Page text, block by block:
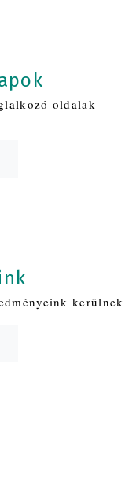
oldalak
kerülnek